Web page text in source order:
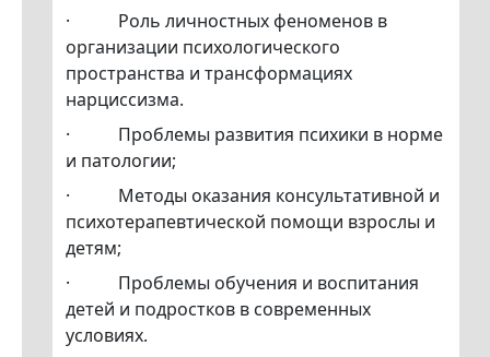
· Роль личностных феноменов в
организации психологического
пространства и трансформациях
нарциссизма.
· Проблемы развития психики в норме
и патологии;
· Методы оказания консультативной и
психотерапевтической помощи взрослы и
детям;
· Проблемы обучения и воспитания
детей и подростков в современных
условиях.